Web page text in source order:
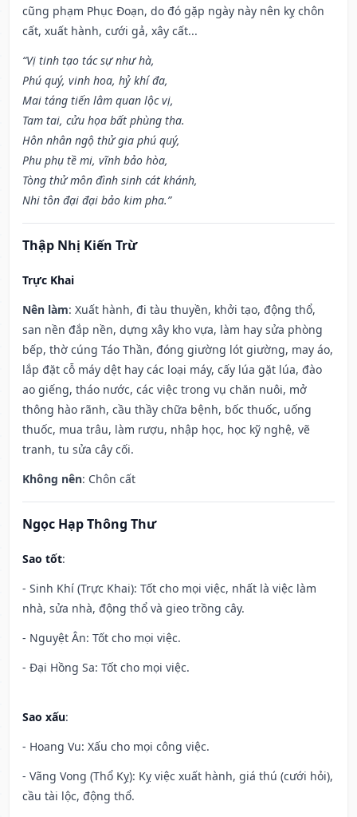
cũng phạm Phục Đoạn, do đó gặp ngày này nên kỵ chôn
cất, xuất hành, cưới gả, xây cất...
“Vị tinh tạo tác sự như hà,
Phú quý, vinh hoa, hỷ khí đa,
Mai táng tiến lâm quan lộc vị,
Tam tai, cửu họa bất phùng tha.
Hôn nhân ngộ thử gia phú quý,
Phu phụ tề mi, vĩnh bảo hòa,
Tòng thử môn đình sinh cát khánh,
Nhi tôn đại đại bảo kim pha.”
Thập Nhị Kiến Trừ
Trực Khai
Nên làm: Xuất hành, đi tàu thuyền, khởi tạo, động thổ,
san nền đắp nền, dựng xây kho vựa, làm hay sửa phòng
bếp, thờ cúng Táo Thần, đóng giường lót giường, may áo,
lắp đặt cỗ máy dệt hay các loại máy, cấy lúa gặt lúa, đào
ao giếng, tháo nước, các việc trong vụ chăn nuôi, mở
thông hào rãnh, cầu thầy chữa bệnh, bốc thuốc, uống
thuốc, mua trâu, làm rượu, nhập học, học kỹ nghệ, vẽ
tranh, tu sửa cây cối.
Không nên: Chôn cất
Ngọc Hạp Thông Thư
Sao tốt:
- Sinh Khí (Trực Khai): Tốt cho mọi việc, nhất là việc làm
nhà, sửa nhà, động thổ và gieo trồng cây.
- Nguyệt Ân: Tốt cho mọi việc.
- Đại Hồng Sa: Tốt cho mọi việc.
Sao xấu:
- Hoang Vu: Xấu cho mọi công việc.
- Vãng Vong (Thổ Kỵ): Kỵ việc xuất hành, giá thú (cưới hỏi),
cầu tài lộc, động thổ.